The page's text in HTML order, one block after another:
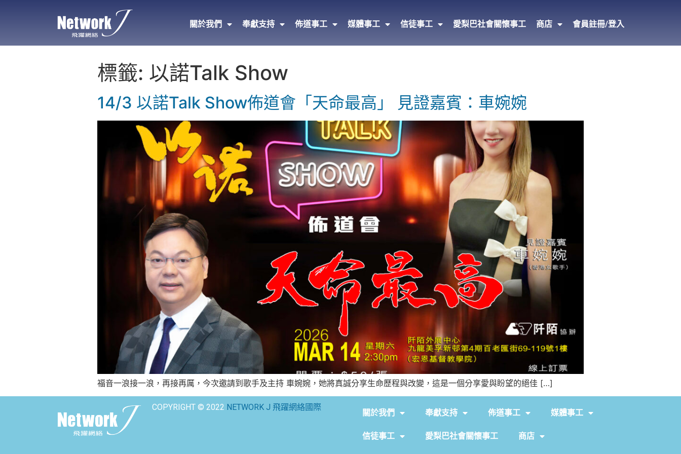
關於我們 奉獻支持 佈道事工 媒體事工 信徒事工 愛梨巴社會關懷事工 商店 會員註冊/登入
標籤: 以諾Talk Show
14/3 以諾Talk Show佈道會「天命最高」 見證嘉賓：車婉婉
福音一浪接一浪，再接再厲，今次邀請到歌手及主持 車婉婉，她將真誠分享生命歷程與改變，這是一個分享愛與盼望的絕佳 […]
COPYRIGHT © 2022 NETWORK J 飛躍網絡國際
關於我們 奉獻支持 佈道事工 媒體事工
信徒事工 愛梨巴社會關懷事工 商店